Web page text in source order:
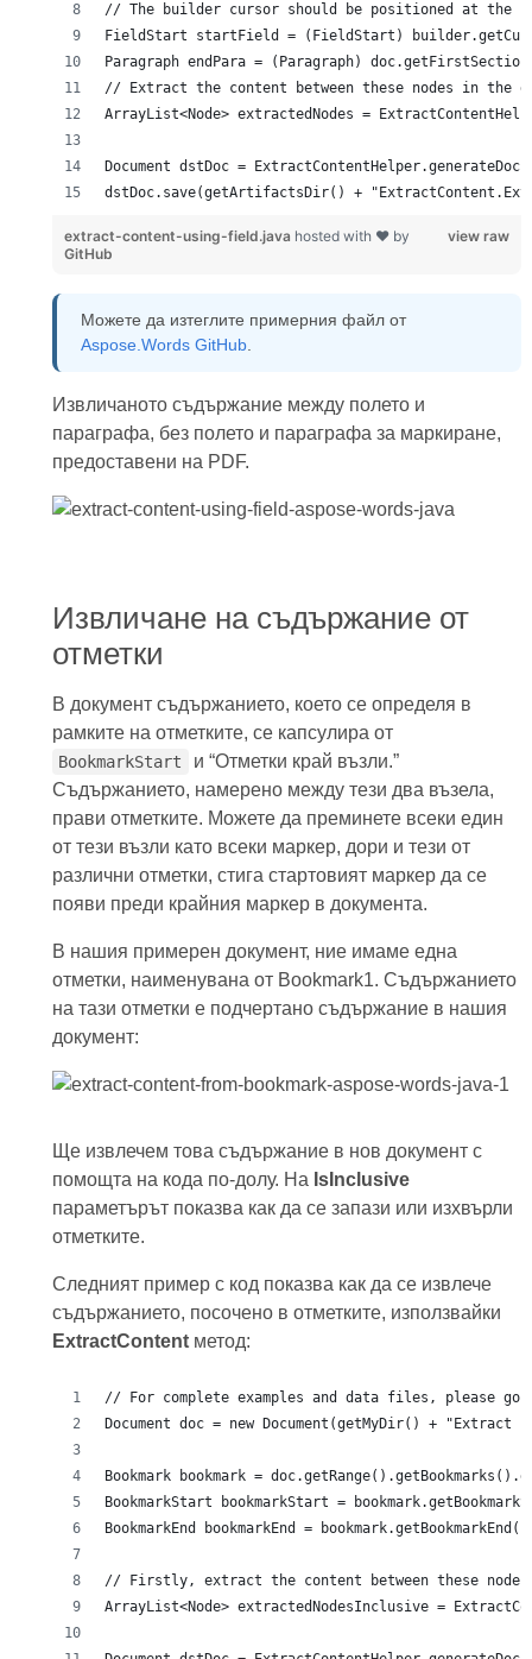
dstDoc.save(getArtifactsDir() +
view raw
extract-content-using-field.java hosted with ❤ by
GitHub
Можете да изтеглите примерния файл от
Aspose.Words GitHub.
Извличаното съдържание между полето и
параграфа, без полето и параграфа за маркиране,
предоставени на PDF.
Извличане на съдържание от
отметки
В документ съдържанието, което се определя в
рамките на отметките, се капсулира от
BookmarkStart
и “Отметки край възли.”
Съдържанието, намерено между тези два възела,
прави отметките. Можете да преминете всеки един
от тези възли като всеки маркер, дори и тези от
различни отметки, стига стартовият маркер да се
появи преди крайния маркер в документа.
В нашия примерен документ, ние имаме една
отметки, наименувана от Bookmark1. Съдържанието
на тази отметки е подчертано съдържание в нашия
документ:
Ще извлечем това съдържание в нов документ с
помощта на кода по-долу. На IsInclusive
параметърът показва как да се запази или изхвърли
отметките.
Следният пример с код показва как да се извлече
съдържанието, посочено в отметките, използвайки
ExtractContentметод: